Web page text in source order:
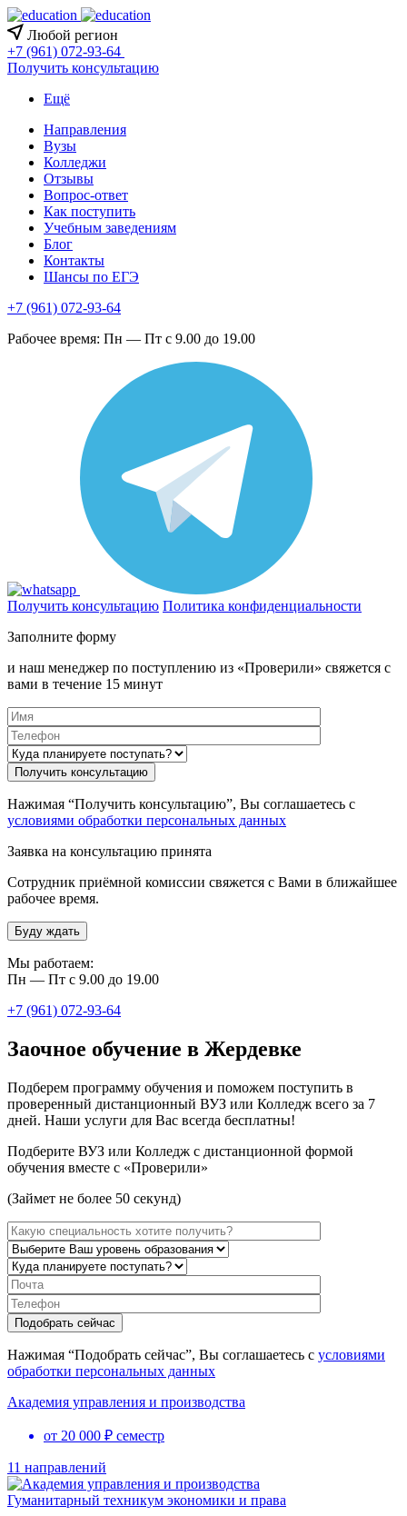
Любой регион
+7 (961) 072-93-64
Получить консультацию
Ещё
Направления
Вузы
Колледжи
Отзывы
Вопрос-ответ
Как поступить
Учебным заведениям
Блог
Контакты
Шансы по ЕГЭ
+7 (961) 072-93-64
Рабочее время: Пн — Пт с 9.00 до 19.00
Получить консультацию Политика конфиденциальности
Заполните форму
и наш менеджер по поступлению из «Проверили» свяжется с
вами в течение 15 минут
Нажимая “Получить консультацию”, Вы соглашаетесь с
условиями обработки персональных данных
Заявка на консультацию принята
Сотрудник приёмной комиссии свяжется с Вами в ближайшее
рабочее время.
Буду ждать
Мы работаем:
Пн — Пт с 9.00 до 19.00
+7 (961) 072-93-64
Заочное обучение в Жердевке
Подберем программу обучения и поможем поступить в
проверенный дистанционный ВУЗ или Колледж всего за 7
дней. Наши услуги для Вас всегда бесплатны!
Подберите ВУЗ или Колледж с дистанционной формой
обучения вместе с «Проверили»
(Займет не более 50 секунд)
Нажимая “Подобрать сейчас”, Вы соглашаетесь с условиями
обработки персональных данных
Академия управления и производства
от 20 000 ₽ семестр
11 направлений
Гуманитарный техникум экономики и права